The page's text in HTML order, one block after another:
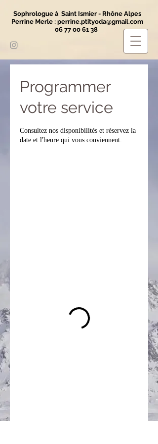
Sophrologue à Saint Ismier - Rhône Alpes
Perrine Merle : perrine.ptityoda@gmail.com
06 77 00 61 38
Programmer
votre service
Consultez nos disponibilités et réservez la
date et l'heure qui vous conviennent.